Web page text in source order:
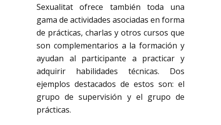
Sexualitat ofrece también toda una
gama de actividades asociadas en forma
de prácticas, charlas y otros cursos que
son complementarios a la formación y
ayudan al participante a practicar y
adquirir habilidades técnicas. Dos
ejemplos destacados de estos son: el
grupo de supervisión y el grupo de
prácticas.